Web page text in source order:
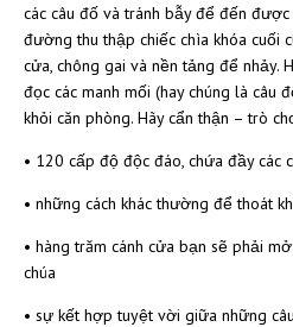
các câu đố và tránh bẫy để đến
đường thu thập chiếc chìa khóa cuối
cửa, chông gai và nền tảng để nhảy.
đọc các manh mối (hay chúng là câu
khỏi căn phòng. Hãy cẩn thận – trò
• 120 cấp độ độc đáo, chứa đầy các
• những cách khác thường để thoát
• hàng trăm cánh cửa bạn sẽ phải
chúa
• sự kết hợp tuyệt vời giữa những